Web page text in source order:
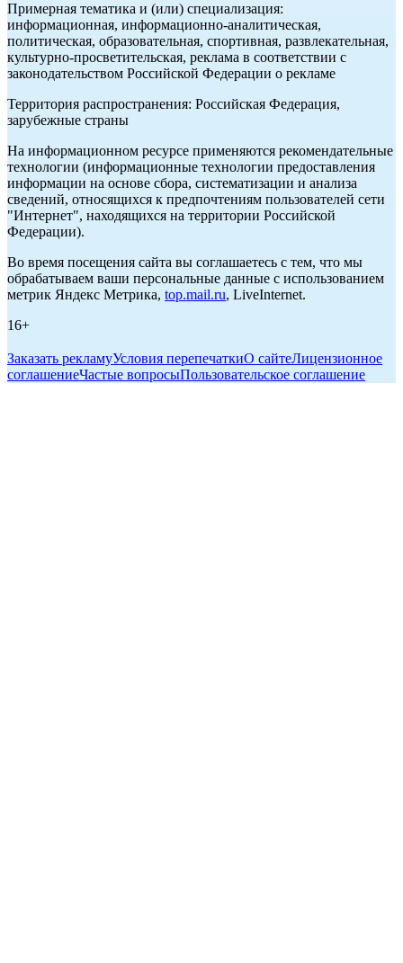
Примерная тематика и (или) специализация:
информационная, информационно-аналитическая,
политическая, образовательная, спортивная, развлекательная,
культурно-просветительская, реклама в соответствии с
законодательством Российской Федерации о рекламе
Территория распространения: Российская Федерация,
зарубежные страны
На информационном ресурсе применяются рекомендательные
технологии (информационные технологии предоставления
информации на основе сбора, систематизации и анализа
сведений, относящихся к предпочтениям пользователей сети
"Интернет", находящихся на территории Российской
Федерации).
Во время посещения сайта вы соглашаетесь с тем, что мы
обрабатываем ваши персональные данные с использованием
метрик Яндекс Метрика, top.mail.ru, LiveInternet.
16+
Заказать рекламуУсловия перепечаткиО сайтеЛицензионное
соглашениеЧастые вопросыПользовательское соглашение